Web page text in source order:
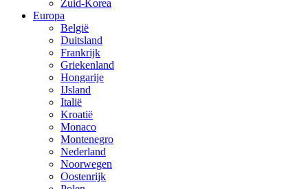
Zuid-Korea
Europa
België
Duitsland
Frankrijk
Griekenland
Hongarije
IJsland
Italië
Kroatië
Monaco
Montenegro
Nederland
Noorwegen
Oostenrijk